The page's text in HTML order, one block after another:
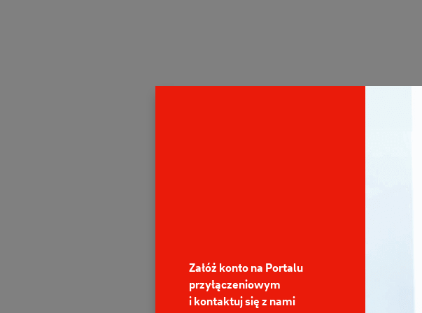
Załóż konto na Portalu
przyłączeniowym
i kontaktuj się z nami